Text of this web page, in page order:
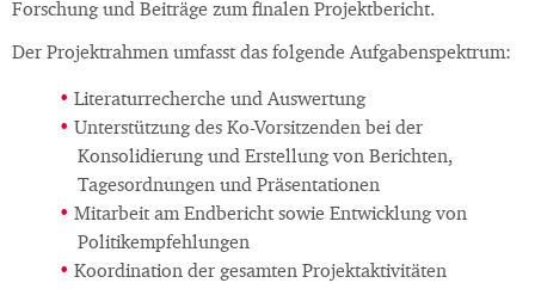
Forschung und Beiträge zum finalen Projektbericht.
Der Projektrahmen umfasst das folgende Aufgabenspektrum:
Literaturrecherche und Auswertung
Unterstützung des Ko-Vorsitzenden bei der
Konsolidierung und Erstellung von Berichten,
Tagesordnungen und Präsentationen
Mitarbeit am Endbericht sowie Entwicklung von
Politikempfehlungen
Koordination der gesamten Projektaktivitäten